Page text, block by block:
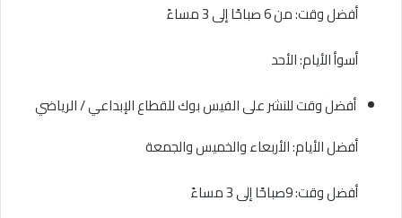
أفضل وقت: من 6 صباحًا إلى 3 مساءً
أسوأ الأيام: الأحد
أفضل وقت للنشر على الفيس بوك للقطاع الإبداعي / الرياضي
أفضل الأيام: الأربعاء والخميس والجمعة
أفضل وقت: 9صباحًا إلى 3 مساءً